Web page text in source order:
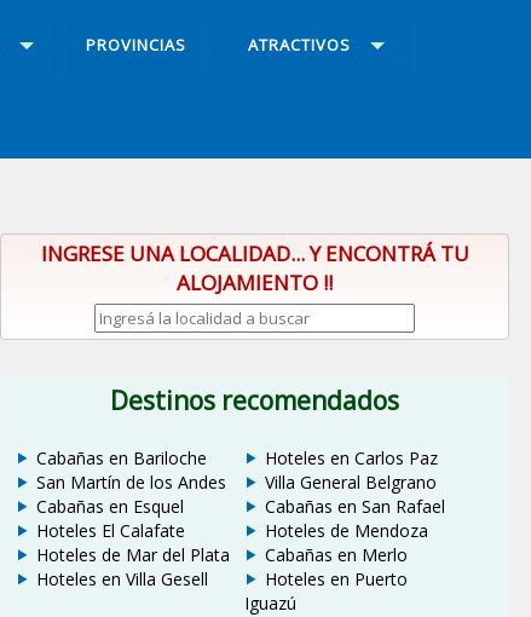
PROVINCIAS ATRACTIVOS
INGRESE UNA LOCALIDAD... Y ENCONTRÁ TU
ALOJAMIENTO !!
Destinos recomendados
Cabañas en Bariloche
San Martín de los Andes
Cabañas en Esquel
Hoteles El Calafate
Hoteles de Mar del Plata
Hoteles en Villa Gesell
Hoteles en Carlos Paz
Villa General Belgrano
Cabañas en San Rafael
Hoteles de Mendoza
Cabañas en Merlo
Hoteles en Puerto
Iguazú